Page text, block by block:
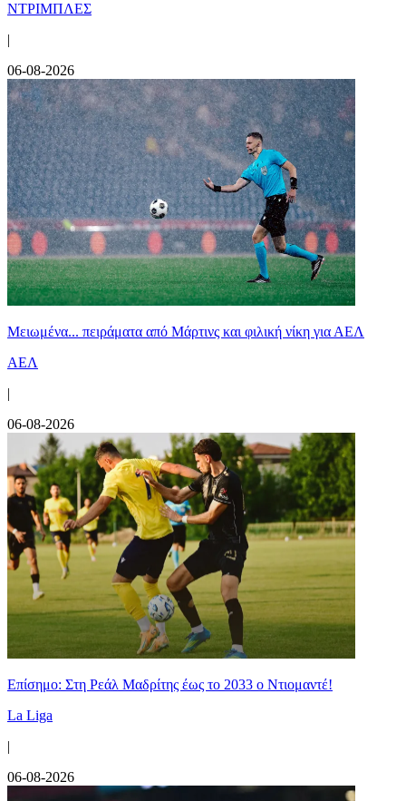
ΝΤΡΙΜΠΛΕΣ
|
06-08-2026
Μειωμένα... πειράματα από Μάρτινς και φιλική νίκη για ΑΕΛ
ΑΕΛ
|
06-08-2026
Επίσημο: Στη Ρεάλ Μαδρίτης έως το 2033 ο Ντιομαντέ!
La Liga
|
06-08-2026